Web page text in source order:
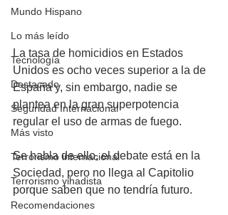
Mundo Hispano
Lo más leído
Tecnología
Destacado
Seguridad Internacional
Más visto
Terrorismo internacional
Terrorismo yihadista
Recomendaciones
La tasa de homicidios en Estados
Unidos es ocho veces superior a la de
España y, sin embargo, nadie se
plantea en la gran superpotencia
regular el uso de armas de fuego.
Se habla de ello, el debate está en la
Sociedad, pero no llega al Capitolio
porque saben que no tendría futuro.